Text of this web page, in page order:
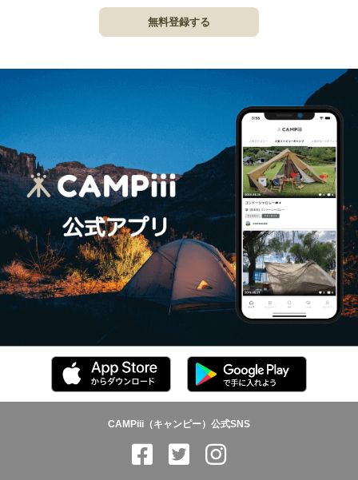
無料登録する
CAMPiii（キャンピー）公式SNS